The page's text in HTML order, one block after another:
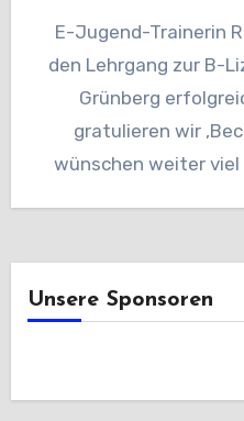
E-Jugend-Trainerin
den Lehrgang zur B-
Grünberg
gratulieren wir
wünschen weiter
Unsere Sponsoren